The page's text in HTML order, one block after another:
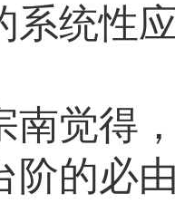
系统性
觉得
阶的必